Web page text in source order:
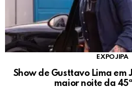
EXPOJIPA
Show de Gusttavo Lima em
maior noite da